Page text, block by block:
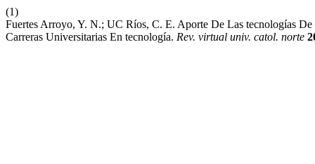
(1)
Fuertes Arroyo, Y. N.; UC Ríos, C. E. Aporte De Las tecnologías
Carreras Universitarias En tecnología. Rev. virtual univ. catol. norte